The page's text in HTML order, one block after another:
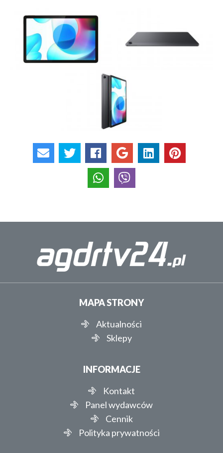
MAPA STRONY
Aktualności
Sklepy
INFORMACJE
Kontakt
Panel wydawców
Cennik
Polityka prywatności